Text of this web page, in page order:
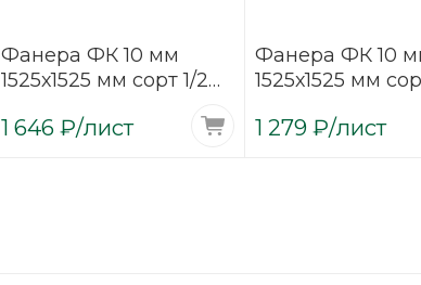
Фанера ФК 10 мм
1525х1525 мм сорт 1/2
березовая
1 646₽/лист
Фанера ФК 10
1525х1525 мм
березовая
1 279 ₽/лист